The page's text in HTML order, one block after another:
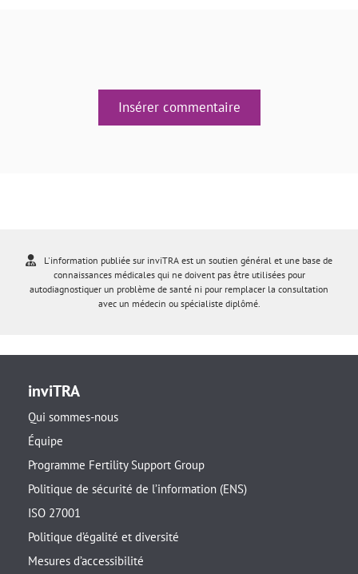
Insérer commentaire
L'information publiée sur inviTRA est un soutien général et une base de
connaissances médicales qui ne doivent pas être utilisées pour
autodiagnostiquer un problème de santé ni pour remplacer la consultation
avec un médecin ou spécialiste diplômé.
inviTRA
Qui sommes-nous
Équipe
Programme Fertility Support Group
Politique de sécurité de l’information (ENS)
ISO 27001
Politique d’égalité et diversité
Mesures d’accessibilité